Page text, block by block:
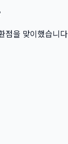
점을 맞이했습니다